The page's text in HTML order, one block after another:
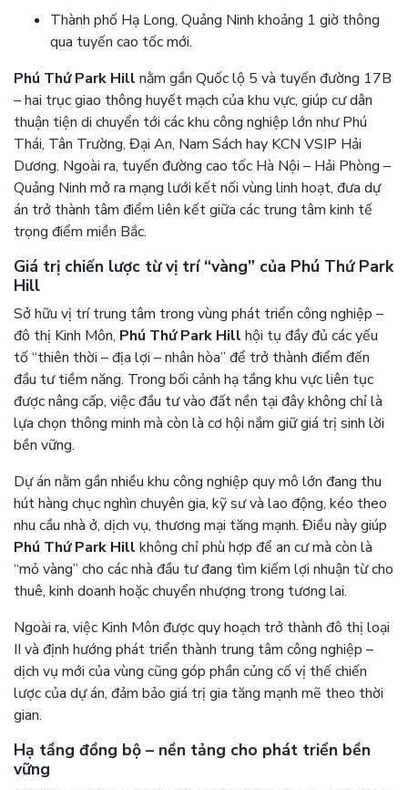
Thành phố Hạ Long, Quảng Ninh khoảng 1 giờ thông
qua tuyến cao tốc mới.
Phú Thứ Park Hill nằm gần Quốc lộ 5 và tuyến đường 17B
– hai trục giao thông huyết mạch của khu vực, giúp cư dân
thuận tiện di chuyển tới các khu công nghiệp lớn như Phú
Thái, Tân Trường, Đại An, Nam Sách hay KCN VSIP Hải
Dương. Ngoài ra, tuyến đường cao tốc Hà Nội – Hải Phòng –
Quảng Ninh mở ra mạng lưới kết nối vùng linh hoạt, đưa dự
án trở thành tâm điểm liên kết giữa các trung tâm kinh tế
trọng điểm miền Bắc.
Giá trị chiến lược từ vị trí “vàng” của Phú Thứ Park
Hill
Sở hữu vị trí trung tâm trong vùng phát triển công nghiệp –
đô thị Kinh Môn, Phú Thứ Park Hill hội tụ đầy đủ các yếu
tố “thiên thời – địa lợi – nhân hòa” để trở thành điểm đến
đầu tư tiềm năng. Trong bối cảnh hạ tầng khu vực liên tục
được nâng cấp, việc đầu tư vào đất nền tại đây không chỉ là
lựa chọn thông minh mà còn là cơ hội nắm giữ giá trị sinh lời
bền vững.
Dự án nằm gần nhiều khu công nghiệp quy mô lớn đang thu
hút hàng chục nghìn chuyên gia, kỹ sư và lao động, kéo theo
nhu cầu nhà ở, dịch vụ, thương mại tăng mạnh. Điều này giúp
Phú Thứ Park Hill không chỉ phù hợp để an cư mà còn là
“mỏ vàng” cho các nhà đầu tư đang tìm kiếm lợi nhuận từ cho
thuê, kinh doanh hoặc chuyển nhượng trong tương lai.
Ngoài ra, việc Kinh Môn được quy hoạch trở thành đô thị loại
II và định hướng phát triển thành trung tâm công nghiệp –
dịch vụ mới của vùng cũng góp phần củng cố vị thế chiến
lược của dự án, đảm bảo giá trị gia tăng mạnh mẽ theo thời
gian.
Hạ tầng đồng bộ – nền tảng cho phát triển bền
vững